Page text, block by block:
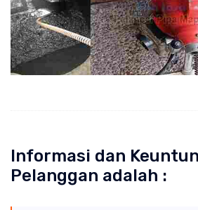
Informasi dan
Pelanggan adalah :